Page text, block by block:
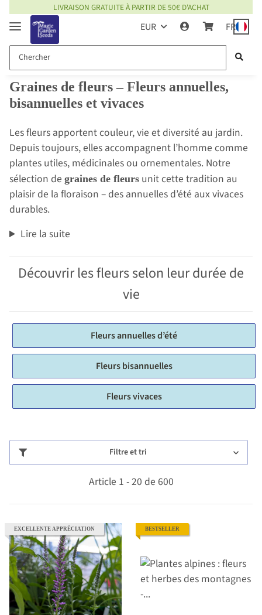
LIVRAISON GRATUITE À PARTIR DE 50€ D'ACHAT
EUR FR
Graines de fleurs – Fleurs annuelles,
bisannuelles et vivaces
Les fleurs apportent couleur, vie et diversité au jardin.
Depuis toujours, elles accompagnent l’homme comme
plantes utiles, médicinales ou ornementales. Notre
sélection de graines de fleurs unit cette tradition au
plaisir de la floraison – des annuelles d’été aux vivaces
durables.
Lire la suite
Découvrir les fleurs selon leur durée de
vie
Fleurs annuelles d’été
Fleurs bisannuelles
Fleurs vivaces
Filtre et tri
Article 1 - 20 de 600
EXCELLENTE APPRÉCIATION BESTSELLER